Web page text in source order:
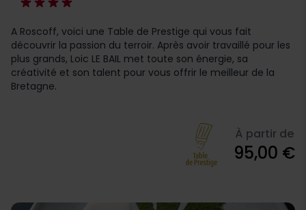
A Roscoff, voici une Table de Prestige qui vous fait
découvrir la passion du terroir. Après avoir travaillé pour les
plus grands, Loic LE BAIL met toute son énergie, sa
créativité et son talent pour vous offrir le meilleur de la
Bretagne.
À partir de
95,00 €